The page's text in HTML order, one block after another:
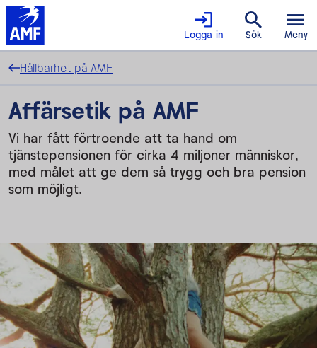
Logga in Sök Meny
Hållbarhet på AMF
Affärsetik på AMF
Vi har fått förtroende att ta hand om
tjänstepensionen för cirka 4 miljoner människor,
med målet att ge dem så trygg och bra pension
som möjligt.